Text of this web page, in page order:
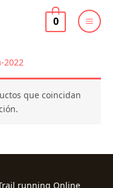
0
2022
que coincidan
running Online